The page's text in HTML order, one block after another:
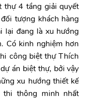
thự 4 tầng giải quyết
tượng khách hàng
lại đang là xu hướng
Có kinh nghiệm hơn
công biệt thự Thích
án biệt thự, bởi vậy
xu hướng thiết kế
thi thông minh nhất